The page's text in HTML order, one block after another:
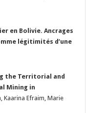
en Bolivie. Ancrages
légitimités d’une
the Territorial and
Mining in
Kaarina Efraim, Marie